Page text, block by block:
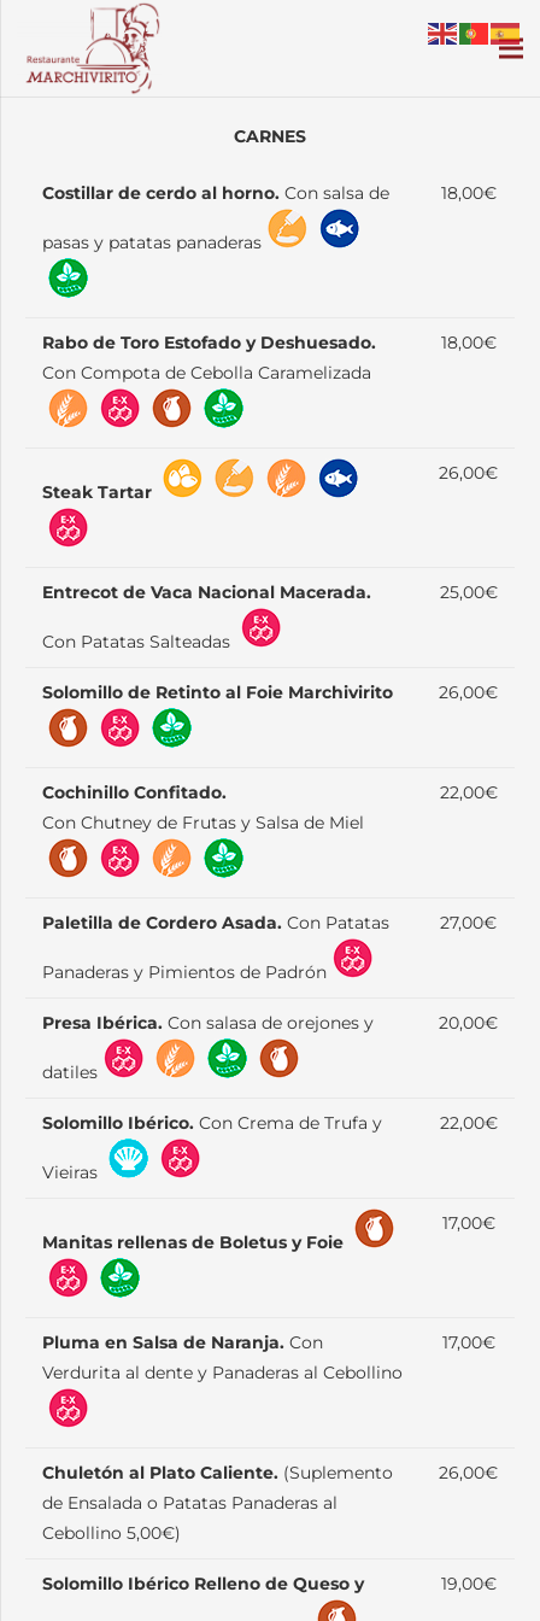
CARNES
Costillar de cerdo al horno. Con salsa de
pasas y patatas panaderas
18,00€
Rabo de Toro Estofado y Deshuesado.
Con Compota de Cebolla Caramelizada
18,00€
Steak Tartar
26,00€
Entrecot de Vaca Nacional Macerada.
Con Patatas Salteadas
25,00€
Solomillo de Retinto al Foie Marchivirito 26,00€
Cochinillo Confitado.
Con Chutney de Frutas y Salsa de Miel
22,00€
Paletilla de Cordero Asada. Con Patatas
Panaderas y Pimientos de Padrón
27,00€
Presa Ibérica. Con salasa de orejones y
datiles
20,00€
Solomillo Ibérico. Con Crema de Trufa y
Vieiras
22,00€
Manitas rellenas de Boletus y Foie
17,00€
Pluma en Salsa de Naranja. Con
Verdurita al dente y Panaderas al Cebollino
17,00€
Chuletón al Plato Caliente. (Suplemento
de Ensalada o Patatas Panaderas al
Cebollino 5,00€)
26,00€
Solomillo Ibérico Relleno de Queso y 19,00€